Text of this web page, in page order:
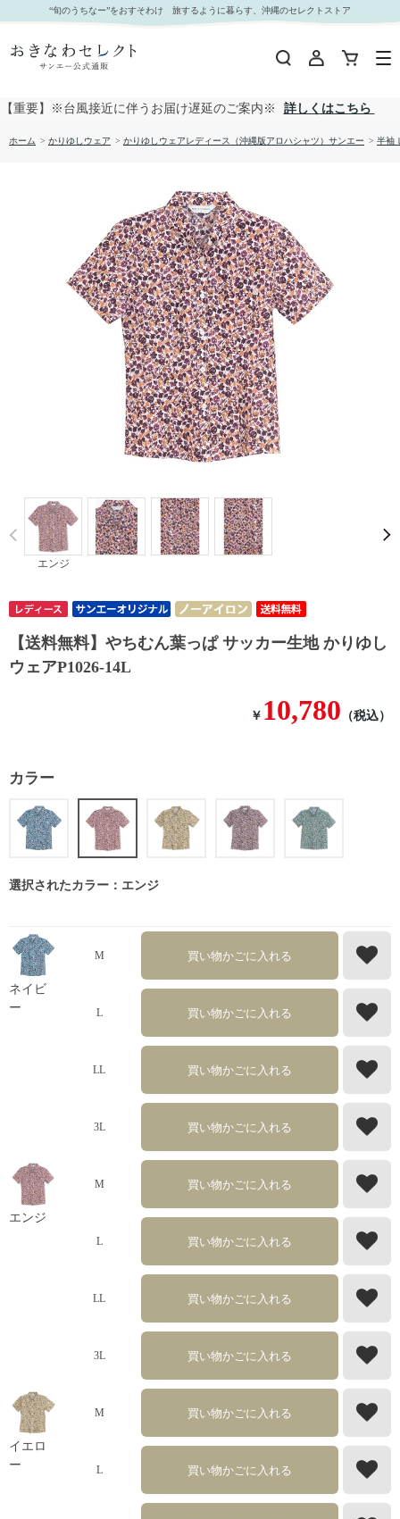
【送料無料】やちむん葉っぱ サッカー生地 かりゆしウェアP1026-14L｜おきなわセレクト サン
エー公式通販
“旬のうちなー”をおすそわけ 旅するように暮らす、沖縄のセレクトストア
【重要】※台風接近に伴うお届け遅延のご案内※ 詳しくはこちら
ホーム > かりゆしウェア > かりゆしウェアレディース（沖縄版アロハシャツ）サンエー > 半袖
エンジ
Prev
【送料無料】やちむん葉っぱ サッカー生地 かりゆし
ウェアP1026-14L
￥ 10,780 （税込）
カラー
選択されたカラー：エンジ
ネイビ
ー
M 買い物かごに入れる
L 買い物かごに入れる
LL 買い物かごに入れる
3L 買い物かごに入れる
エンジ
M 買い物かごに入れる
L 買い物かごに入れる
LL 買い物かごに入れる
3L 買い物かごに入れる
イエロ
ー
M 買い物かごに入れる
L 買い物かごに入れる